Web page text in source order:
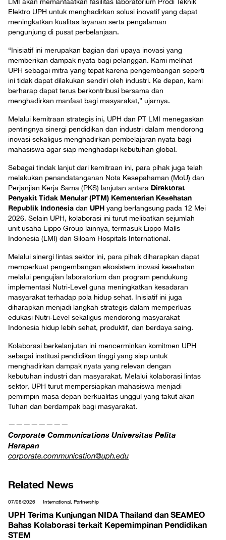
Elektro UPH untuk menghadirkan solusi inovatif yang dapat
meningkatkan kualitas layanan serta pengalaman
pengunjung di pusat perbelanjaan.
“Inisiatif ini merupakan bagian dari upaya inovasi yang
memberikan dampak nyata bagi pelanggan. Kami melihat
UPH sebagai mitra yang tepat karena pengembangan seperti
ini tidak dapat dilakukan sendiri oleh industri. Ke depan, kami
berharap dapat terus berkontribusi bersama dan
menghadirkan manfaat bagi masyarakat,” ujarnya.
Melalui kemitraan strategis ini, UPH dan PT LMI menegaskan
pentingnya sinergi pendidikan dan industri dalam mendorong
inovasi sekaligus menghadirkan pembelajaran nyata bagi
mahasiswa agar siap menghadapi kebutuhan global.
Sebagai tindak lanjut dari kemitraan ini, para pihak juga telah
melakukan penandatanganan Nota Kesepahaman (MoU) dan
Perjanjian Kerja Sama (PKS) lanjutan antara Direktorat
Penyakit Tidak Menular (PTM) Kementerian Kesehatan
Republik Indonesia dan UPH yang berlangsung pada 12 Mei
2026. Selain UPH, kolaborasi ini turut melibatkan sejumlah
unit usaha Lippo Group lainnya, termasuk Lippo Malls
Indonesia (LMI) dan Siloam Hospitals International.
Melalui sinergi lintas sektor ini, para pihak diharapkan dapat
memperkuat pengembangan ekosistem inovasi kesehatan
melalui pengujian laboratorium dan program pendukung
implementasi Nutri-Level guna meningkatkan kesadaran
masyarakat terhadap pola hidup sehat. Inisiatif ini juga
diharapkan menjadi langkah strategis dalam memperluas
edukasi Nutri-Level sekaligus mendorong masyarakat
Indonesia hidup lebih sehat, produktif, dan berdaya saing.
Kolaborasi berkelanjutan ini mencerminkan komitmen UPH
sebagai institusi pendidikan tinggi yang siap untuk
menghadirkan dampak nyata yang relevan dengan
kebutuhan industri dan masyarakat. Melalui kolaborasi lintas
sektor, UPH turut mempersiapkan mahasiswa menjadi
pemimpin masa depan berkualitas unggul yang takut akan
Tuhan dan berdampak bagi masyarakat.
————————
Corporate Communications Universitas Pelita
Harapan
corporate.communication@uph.edu
Related News
07/08/2026 International, Partnership
UPH Terima Kunjungan NIDA Thailand dan SEAMEO
Bahas Kolaborasi terkait Kepemimpinan Pendidikan
STEM